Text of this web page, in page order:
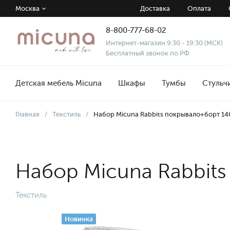
Москва Доставка Оплата
8-800-777-68-02
Интернет-магазин 9:30 - 19:30 (МСК)
Бесплатный звонок по РФ
Детская мебель Micuna Шкафы Тумбы
Главная / Текстиль / Набор Micuna Rabbits покрывало+борт
Новинка
Текстиль
Набор Micuna